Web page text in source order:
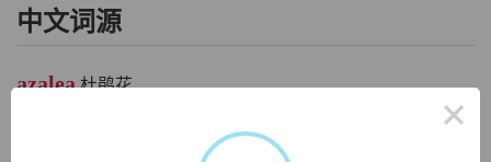
中文词源
azalea杜鹃花
az, 干，词源同arid，干旱的。指该花生长于干旱的土地。×